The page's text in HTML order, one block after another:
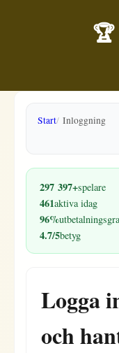
🏆
Start Inloggning
297 397+spelare
461aktiva idag
96%
4.7/5betyg
Logga
och